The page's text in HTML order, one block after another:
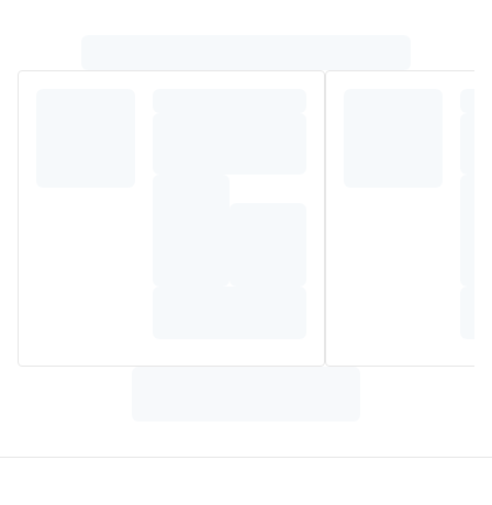
Eau purifiée; Acide silicique (monomère); Gluconate de zinc;